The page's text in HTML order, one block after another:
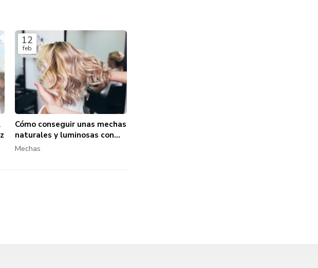
12
feb
Cómo conseguir unas mechas
naturales y luminosas con
Eva Méndez
Mechas